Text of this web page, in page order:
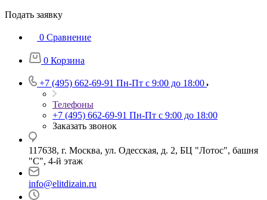
Подать заявку
0 Сравнение
0 Корзина
+7 (495) 662-69-91 Пн-Пт c 9:00 до 18:00
Телефоны
+7 (495) 662-69-91 Пн-Пт c 9:00 до 18:00
Заказать звонок
117638, г. Москва, ул. Одесская, д. 2, БЦ "Лотос", башня
"С", 4-й этаж
info@elitdizain.ru